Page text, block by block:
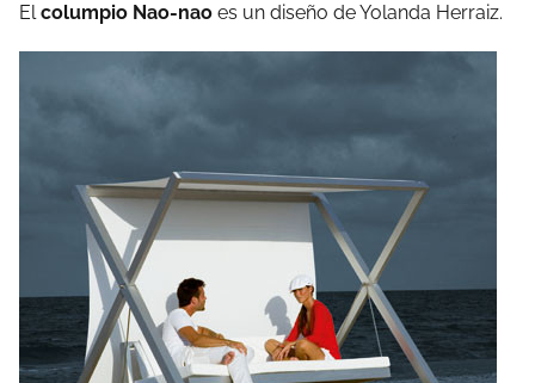
Elcolumpio Nao-nao es un diseño de Yolanda Herraiz.